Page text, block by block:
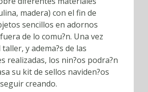
madera) con el fin de
sencillos en adornos
de lo comu?n. Una vez
y adema?s de las
realizadas, los nin?os podra?n
su kit de sellos naviden?os
creando.